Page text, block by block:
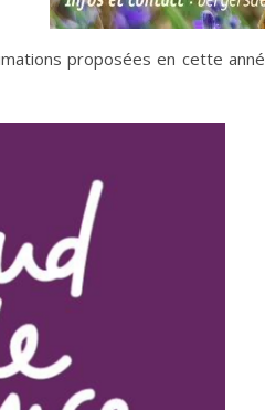
proposées en cette